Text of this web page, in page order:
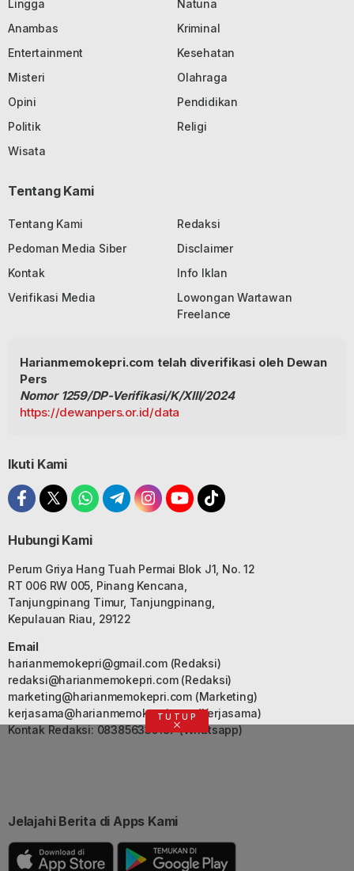
Lingga
Natuna
Anambas
Kriminal
Entertainment
Kesehatan
Misteri
Olahraga
Opini
Pendidikan
Politik
Religi
Wisata
Tentang Kami
Tentang Kami
Redaksi
Pedoman Media Siber
Disclaimer
Kontak
Info Iklan
Verifikasi Media
Lowongan Wartawan
Freelance
Harianmemokepri.com telah diverifikasi oleh Dewan
Pers
Nomor 1259/DP-Verifikasi/K/XIII/2024
https://dewanpers.or.id/data
Ikuti Kami
Hubungi Kami
Perum Griya Hang Tuah Permai Blok J1, No. 12
RT 006 RW 005, Pinang Kencana,
Tanjungpinang Timur, Tanjungpinang,
Kepulauan Riau, 29122
Email
harianmemokepri@gmail.com(Redaksi)
redaksi@harianmemokepri.com(Redaksi)
marketing@harianmemokepri.com(Marketing)
kerjasama@harianmemokepri.com(Kerjasama)
Kontak Redaksi: 083856335187 (Whatsapp)
Jelajahi Berita di Apps Kami
TUTUP